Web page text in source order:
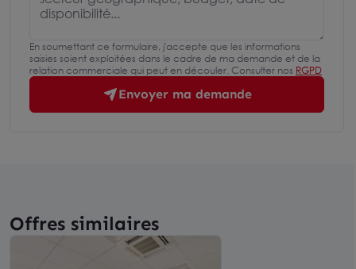
En soumettant ce formulaire, j'accepte que les informations
saisies soient exploitées dans le cadre de ma demande et de la
relation commerciale qui peut en découler. Consulter nos RGPD
Envoyer ma demande
Offres similaires